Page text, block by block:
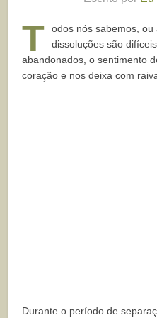
T
odos nós sabemos,
dissoluções são
abandonados, o sentimento
coração e nos deixa com
Durante o período de